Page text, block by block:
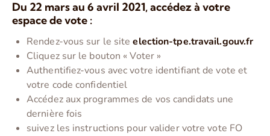
Du 22 mars au 6 avril 2021, accédez à votre
espace de vote :
Rendez-vous sur le siteelection-tpe.travail.gouv.fr
Cliquez sur le bouton « Voter »
Authentifiez-vous avec votre identifiant de vote et
votre code confidentiel
Accédez aux programmes de vos candidats une
dernière fois
suivez les instructions pour valider votre vote FO